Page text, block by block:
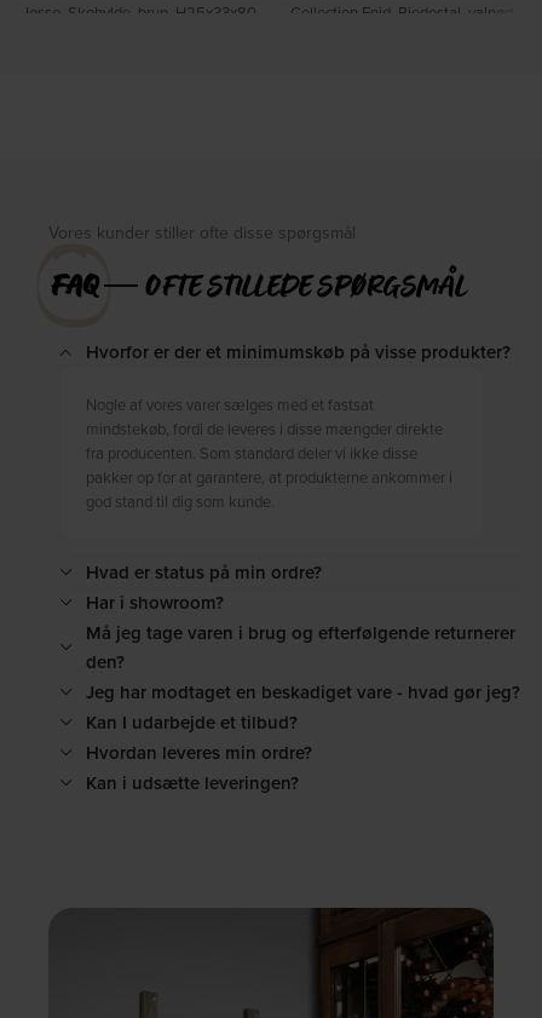
Josse, Skohylde, brun, H25x33x80
Collection Enid, Piedestal, valnød,
Vores kunder stiller ofte disse spørgsmål
FAQ― OFTE STILLEDE SPØRGSMÅL
Hvorfor er der et minimumskøb på visse produkter?
Nogle af vores varer sælges med et fastsat
mindstekøb, fordi de leveres i disse mængder direkte
fra producenten. Som standard deler vi ikke disse
pakker op for at garantere, at produkterne ankommer i
god stand til dig som kunde.
Hvad er status på min ordre?
Har i showroom?
Må jeg tage varen i brug og efterfølgende returnerer
den?
Jeg har modtaget en beskadiget vare - hvad gør jeg?
Kan I udarbejde et tilbud?
Hvordan leveres min ordre?
Kan i udsætte leveringen?